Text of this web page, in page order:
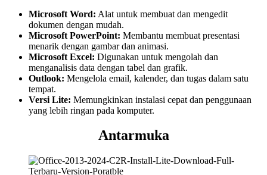
Microsoft Word: Alat untuk membuat dan mengedit
dokumen dengan mudah.
Microsoft PowerPoint: Membantu membuat presentasi
menarik dengan gambar dan animasi.
Microsoft Excel: Digunakan untuk mengolah dan
menganalisis data dengan tabel dan grafik.
Outlook: Mengelola email, kalender, dan tugas dalam satu
tempat.
Versi Lite: Memungkinkan instalasi cepat dan penggunaan
yang lebih ringan pada komputer.
Antarmuka